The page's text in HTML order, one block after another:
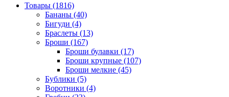
Товары (1816)
Бананы (40)
Бигуди (4)
Браслеты (13)
Броши (167)
Броши булавки (17)
Броши крупные (107)
Броши мелкие (45)
Бублики (5)
Воротники (4)